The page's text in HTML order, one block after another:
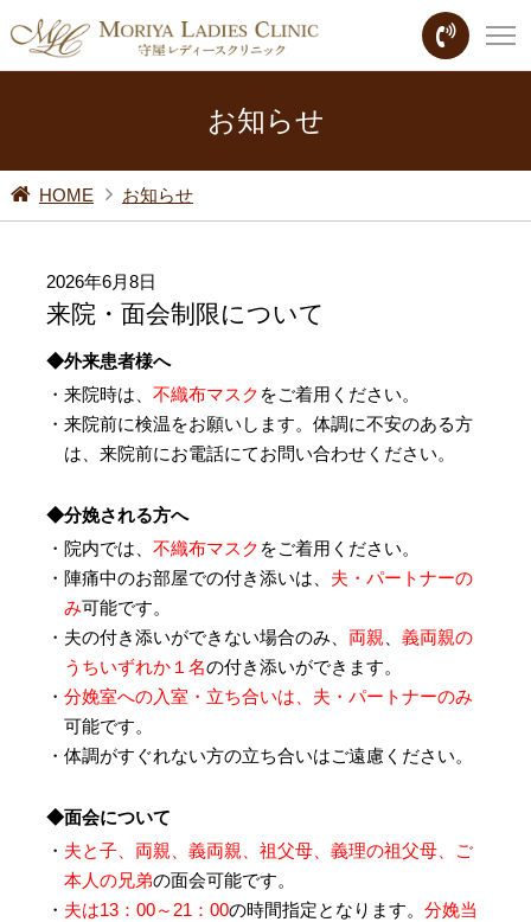
お知らせ
HOME お知らせ
2026年6月8日
来院・面会制限について
◆外来患者様へ
・来院時は、 不織布マスク をご着用ください。
・来院前に検温をお願いします。体調に不安のある方
は、来院前にお電話にてお問い合わせください。
◆分娩される方へ
・院内では、 不織布マスク をご着用ください。
・陣痛中のお部屋での付き添いは、 夫・パートナーの
み可能です。
・夫の付き添いができない場合のみ、 両親
義両親の
うちいずれか１名の付き添いができます。
・ 分娩室への入室・立ち合いは、夫・パートナーのみ
可能です。
・体調がすぐれない方の立ち合いはご遠慮ください。
◆面会について
・ 夫と子、両親、義両親、祖父母、義理の祖父母、ご
本人の兄弟の面会可能です。
・ 夫は13：00～21：00の時間指定となります。 分娩当